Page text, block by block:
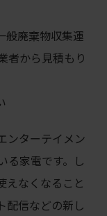
般廃棄物収集運
者から見積もり
ンターテイメン
る家電です。し
えなくなること
配信などの新し